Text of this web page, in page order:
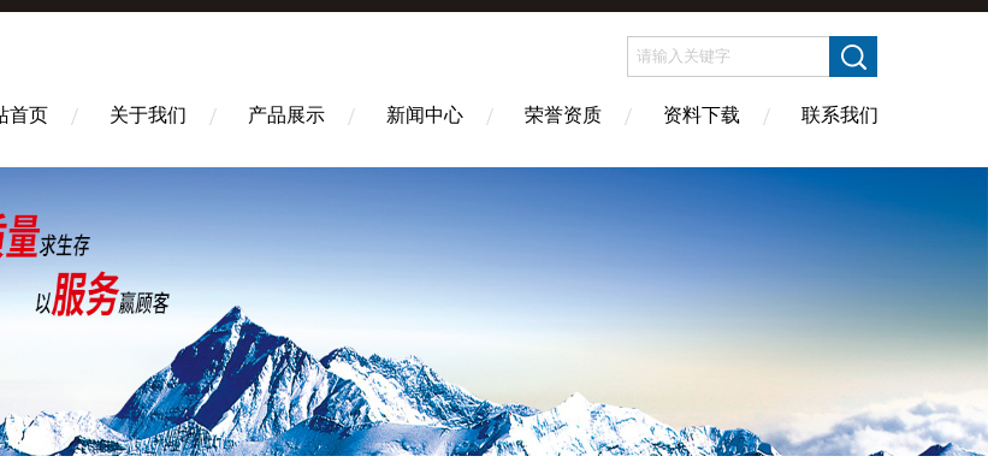
首页 关于我们 产品展示 新闻中心 荣誉资质 资料下载 联系我们